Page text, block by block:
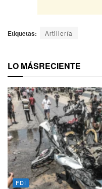
Etiquetas: Artillería
LO MÁSRECIENTE
FDI